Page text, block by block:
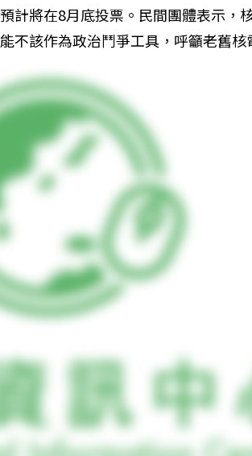
計將在8月底投票。民間團體表示，
不該作為政治鬥爭工具，呼籲老舊核